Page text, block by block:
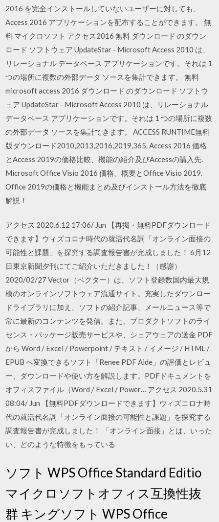
2016 を完全インストールしていないユーザーに対しても、
Access 2016 アプリケーションを配布することができます。 無
料 マイクロソフト アクセス2016 無料 ダウンロード のダウン
ロード ソフトウェア UpdateStar - Microsoft Access 2010 は、
リレーショナル データベース アプリケーションです。それは 1
つの場所に複数の外部データ ソースを集計できます。 無料
microsoft access 2016 ダウンロード のダウンロード ソフトウ
ェア UpdateStar - Microsoft Access 2010 は、リレーショナル
データベース アプリケーションです。それは 1 つの場所に複数
の外部データ ソースを集計できます。 ACCESS RUNTIME無料
版ダウンロード2010,2013,2016,2019,365. Access 2016 価格
とAccess 2019の価格比較、機能の紹介及びAccessの購入先.
Microsoft Office Visio 2016 価格、概要とOffice Visio 2019.
Office 2019の価格と機能まとめ及びインストール方法を徹底
解説！
アクセス 2020.6.12 17:06/ Jun 【再掲・無料PDFダウンロード
できます】ウィズコロナ時代の就活代名詞「オンライン面接の
可能性と課題」を探究する調査報告書が完成しました！ 6月12
日東京新聞夕刊にてご紹介いただきました！（感謝）
2020/02/27 Vector（ベクター）は、ソフト登録数国内最大規
模のオンラインソフトウェア流通サイト。充実したダウンロー
ドライブラリに加え、ソフトの紹介記事、メールニュース等で
常に最新のコンテンツを発信。また、プロダクトソフトのライ
センス・パッケージ販売サービスや、シェアウェアの送金 PDF
から Word / Excel / Powerpoint / テキスト / イメージ / HTML /
EPUB へ変換できるソフト「Renee PDF Aide」の評価とレビュ
ー、ダウンロードや使い方を解説します。PDFドキュメントを
オフィスファイル（Word / Excel / Power… アクセス 2020.5.31
08:04/ Jun 【無料PDFダウンロードできます】ウィズコロナ時
代の就活代名詞「オンライン面接の可能性と課題」を探究する
調査報告書が完成しました！ 「オンライン面接」とは、いった
い、どのような特徴をもっている
ソフト WPS Office Standard Editio
マイクロソフトオフィス互換性抜
群 キングソフト WPS Office